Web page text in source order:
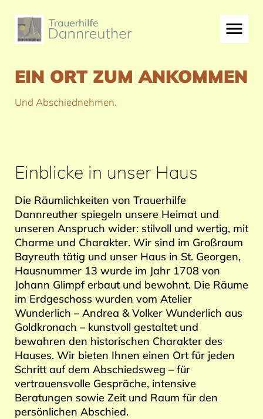
EIN ORT ZUM ANKOMMEN
Und Abschiednehmen.
Einblicke in unser Haus
Die Räumlichkeiten von Trauerhilfe
Dannreuther spiegeln unsere Heimat und
unseren Anspruch wider: stilvoll und wertig, mit
Charme und Charakter. Wir sind im Großraum
Bayreuth tätig und unser Haus in St. Georgen,
Hausnummer 13 wurde im Jahr 1708 von
Johann Glimpf erbaut und bewohnt. Die Räume
im Erdgeschoss wurden vom Atelier
Wunderlich – Andrea & Volker Wunderlich aus
Goldkronach – kunstvoll gestaltet und
bewahren den historischen Charakter des
Hauses. Wir bieten Ihnen einen Ort für jeden
Schritt auf dem Abschiedsweg – für
vertrauensvolle Gespräche, intensive
Beratungen sowie Zeit und Raum für den
persönlichen Abschied.